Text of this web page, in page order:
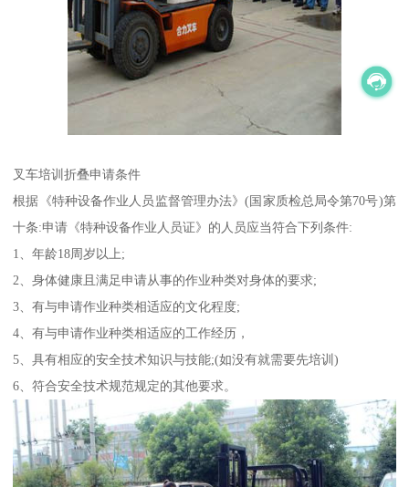
叉车培训折叠申请条件
根据《特种设备作业人员监督管理办法》(国家质检总局令第70号)第
十条:申请《特种设备作业人员证》的人员应当符合下列条件:
1、年龄18周岁以上;
2、身体健康且满足申请从事的作业种类对身体的要求;
3、有与申请作业种类相适应的文化程度;
4、有与申请作业种类相适应的工作经历，
5、具有相应的安全技术知识与技能;(如没有就需要先培训)
6、符合安全技术规范规定的其他要求。